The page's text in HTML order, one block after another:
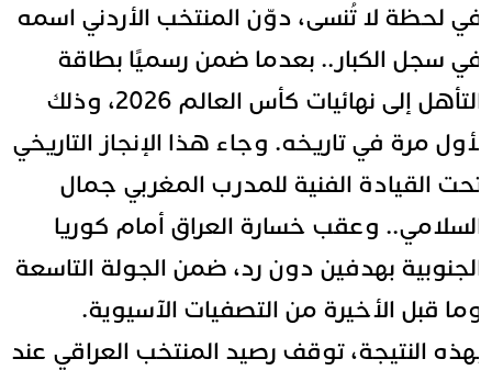
لحظة لا تُنسى، دوّن المنتخب الأردني اسمه
سجل الكبار.. بعدما ضمن رسميًا بطاقة
التأهل إلى نهائيات كأس العالم 2026، وذلك
مرة في تاريخه. وجاء هذا الإنجاز التاريخي
القيادة الفنية للمدرب المغربي جمال
وعقب خسارة العراق أمام كوريا
بهدفين دون رد، ضمن الجولة التاسعة
قبل الأخيرة من التصفيات الآسيوية.
النتيجة، توقف رصيد المنتخب العراقي عند